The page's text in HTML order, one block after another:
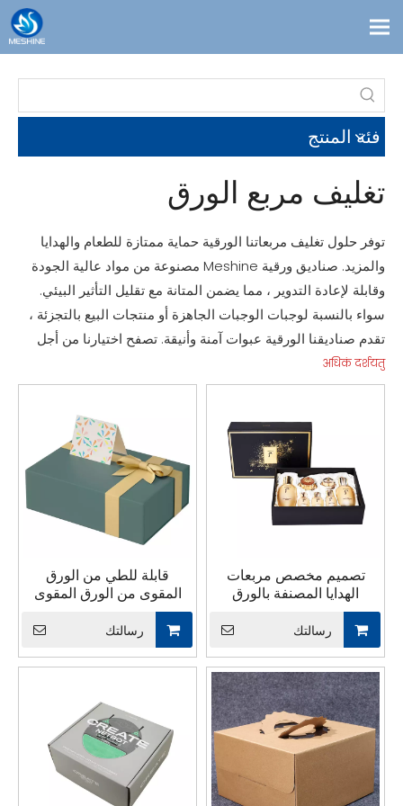
منتجات
فئة المنتج
تغليف مربع الورق
توفر حلول تغليف مربعاتنا الورقية حماية ممتازة للطعام والهدايا
والمزيد. صناديق ورقية Meshine مصنوعة من مواد عالية الجودة
وقابلة لإعادة التدوير ، مما يضمن المتانة مع تقليل التأثير البيئي.
سواء بالنسبة لوجبات الوجبات الجاهزة أو منتجات البيع بالتجزئة ،
تقدم صناديقنا الورقية عبوات آمنة وأنيقة. تصفح اختيارنا من أجل
التنسج المثالي لعملك!
अधिकं दर्शयतु
قابلة للطي من الورق
المقوى من الورق المقوى
للتجميل المكياج ملابس
مغناطيسية قابلة للطي إغلاق
التسوق الورق السوداء
التغليف هدايا
رسالتك
تصميم مخصص مربعات
الهدايا المصنفة بالورق
رسالتك